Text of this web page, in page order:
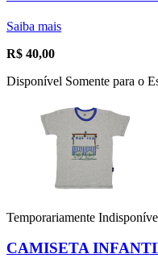
Saiba mais
R$ 40,00
Disponível Somente para o
Temporariamente
CAMISETA